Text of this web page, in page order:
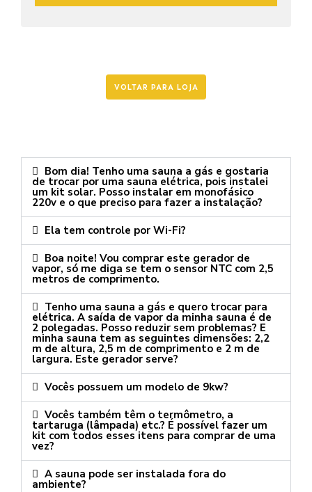
VOLTAR PARA LOJA
Bom dia! Tenho uma sauna a gás e gostaria
de trocar por uma sauna elétrica, pois instalei
um kit solar. Posso instalar em monofásico
220v e o que preciso para fazer a instalação?
Ela tem controle por Wi-Fi?
Boa noite! Vou comprar este gerador de
vapor, só me diga se tem o sensor NTC com 2,5
metros de comprimento.
Tenho uma sauna a gás e quero trocar para
elétrica. A saída de vapor da minha sauna é de
2 polegadas. Posso reduzir sem problemas? E
minha sauna tem as seguintes dimensões: 2,2
m de altura, 2,5 m de comprimento e 2 m de
largura. Este gerador serve?
Vocês possuem um modelo de 9kw?
Vocês também têm o termômetro, a
tartaruga (lâmpada) etc.? É possível fazer um
kit com todos esses itens para comprar de uma
vez?
A sauna pode ser instalada fora do
ambiente?